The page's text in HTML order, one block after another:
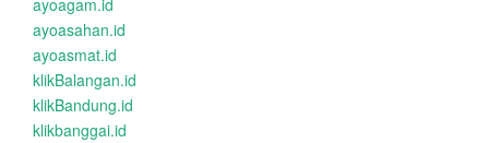
ayoagam.id
ayoasahan.id
ayoasmat.id
klikBalangan.id
klikBandung.id
klikbanggai.id